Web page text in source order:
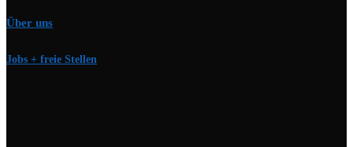
Über uns
Jobs + freie Stellen